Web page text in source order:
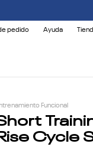
AFECTADOS.
pedido Ayuda
Funcional
Cycle